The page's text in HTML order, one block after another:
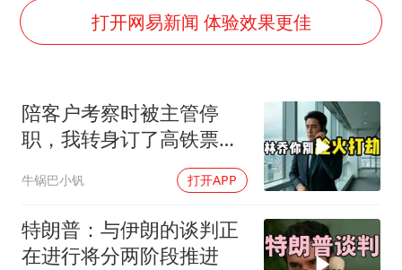
夏日经济乘“热”而上 消费市场向“新”而行
36岁男演员成景区NPC后人气爆棚
全民健身事业高质量发展
唐田赛前发布会上引用《孙子兵法》
台当局重金为“台独”织“皇帝新衣”
检测列车撞人致11死2伤 涉事单位被罚
商场现钱学森巨幅海报 负责人回应
打开网易新闻 体验效果更佳
陪客户考察时被主管停
职，我转身订了高铁票。
2小时后总监急疯了：12
亿合同没你根本签不了
牛锅巴小钒 打开APP
特朗普：与伊朗的谈判正
在进行将分两阶段推进